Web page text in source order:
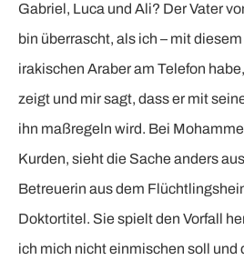
Gabriel, Luca und Ali? Der Vater
bin überrascht, als ich – mit
irakischen Araber am Telefon
zeigt und mir sagt, dass er mit
ihn maßregeln wird. Bei
Kurden, sieht die Sache anders
Betreuerin aus dem
Doktortitel. Sie spielt den Vorfall
ich mich nicht einmischen soll und